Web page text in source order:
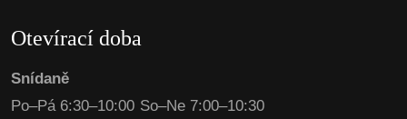
Otevírací doba
Snídaně
Po–Pá 6:30–10:00 So–Ne 7:00–10:30